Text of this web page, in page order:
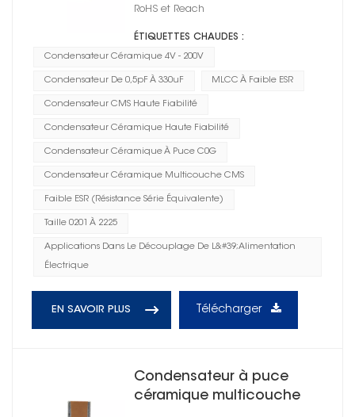
RoHS et Reach
ÉTIQUETTES CHAUDES :
Condensateur Céramique 4V - 200V
Condensateur De 0,5pF À 330uF MLCC À Faible ESR
Condensateur CMS Haute Fiabilité
Condensateur Céramique Haute Fiabilité
Condensateur Céramique À Puce C0G
Condensateur Céramique Multicouche CMS
Faible ESR (résistance Série Équivalente)
Taille 0201 À 2225
Applications Dans Le Découplage De L&#39;alimentation
Électrique
EN SAVOIR PLUS Télécharger
Condensateur à puce
céramique multicouche